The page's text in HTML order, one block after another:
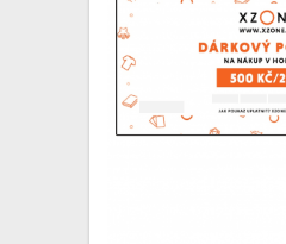
DOPRAVA
XZONE KLUB
TCG & BOARDGAME HUB